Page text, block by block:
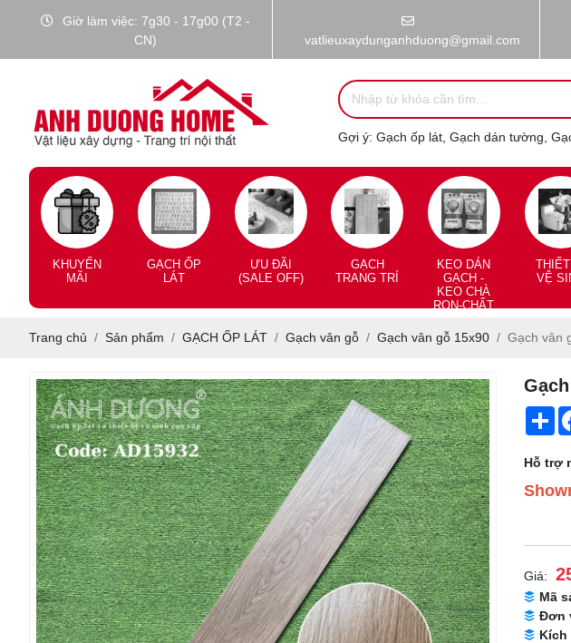
Giờ làm việc: 7g30 - 17g00 (T2 -
CN)
vatlieuxaydunganhduong@gmail.com
Gợi ý: Gạch ốp lát, Gạch dán tường,
KHUYẾN
MÃI
GẠCH ỐP
LÁT
ƯU ĐÃI
(SALE OFF)
GẠCH
TRANG TRÍ
KEO DÁN
GẠCH -
KEO CHÀ
RON-CHẤT
THẤM
THIẾT
VỆ
Trang chủ Sản phẩm GẠCH ỐP LÁT Gạch vân gỗ Gạch vân gỗ 15x90 Gạch vân
Hỗ trợ
Giá:
Mã
Đơn